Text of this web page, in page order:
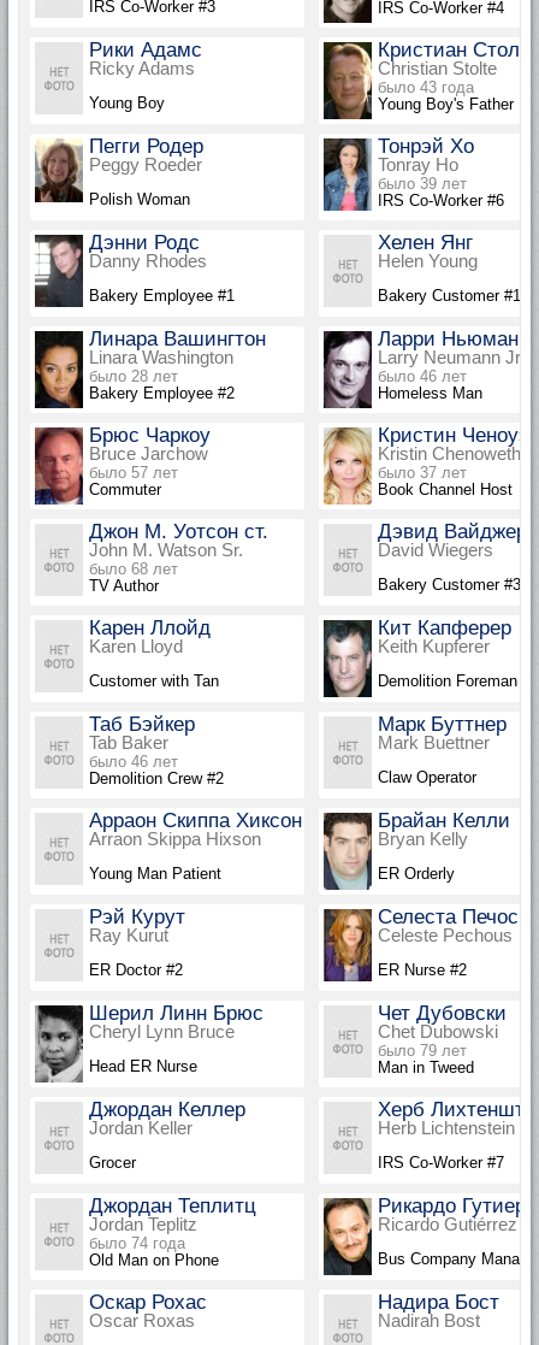
IRS Co-Worker #3 IRS Co-Worker #4
Рики Адамс
Ricky Adams
Young Boy
Кристиан Столте
Christian Stolte
было 43 года
Young Boy's Father
Пегги Родер
Peggy Roeder
Polish Woman
Тонрэй Хо
Tonray Ho
было 39 лет
IRS Co-Worker #6
Дэнни Родс
Danny Rhodes
Bakery Employee #1
Хелен Янг
Helen Young
Bakery Customer #1
Линара Вашингтон
Linara Washington
было 28 лет
Bakery Employee #2
Ларри Ньюманн
Larry Neumann Jr.
было 46 лет
Homeless Man
Брюс Чаркоу
Bruce Jarchow
было 57 лет
Commuter
Кристин Ченоуэт
Kristin Chenoweth
было 37 лет
Book Channel Host
Джон М. Уотсон ст.
John M. Watson Sr.
было 68 лет
TV Author
Дэвид Вайджерс
David Wiegers
Bakery Customer #3
Карен Ллойд
Karen Lloyd
Customer with Tan
Кит Капферер
Keith Kupferer
Demolition Foreman
Таб Бэйкер
Tab Baker
было 46 лет
Demolition Crew #2
Марк Буттнер
Mark Buettner
Claw Operator
Арраон Скиппа Хиксон
Arraon Skippa Hixson
Young Man Patient
Брайан Келли
Bryan Kelly
ER Orderly
Рэй Курут
Ray Kurut
ER Doctor #2
Селеста Печос
Celeste Pechous
ER Nurse #2
Шерил Линн Брюс
Cheryl Lynn Bruce
Head ER Nurse
Чет Дубовски
Chet Dubowski
было 79 лет
Man in Tweed
Джордан Келлер
Jordan Keller
Grocer
Херб
Herb Lichtenstein
IRS Co-Worker #7
Джордан Теплитц
Jordan Teplitz
было 74 года
Old Man on Phone
Рикардо
Ricardo Gutiérrez
Bus Company
Оскар Рохас
Oscar Roxas
Надира Бост
Nadirah Bost